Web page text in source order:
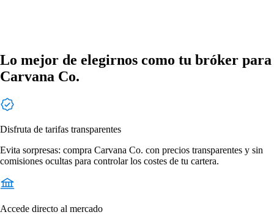
Lo mejor de elegirnos como tu bróker para
Carvana Co.
Disfruta de tarifas transparentes
Evita sorpresas: compra Carvana Co. con precios transparentes y sin
comisiones ocultas para controlar los costes de tu cartera.
Accede directo al mercado